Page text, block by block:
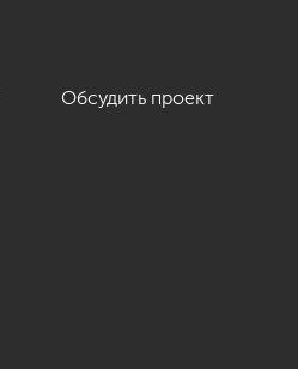
Обсудить проект